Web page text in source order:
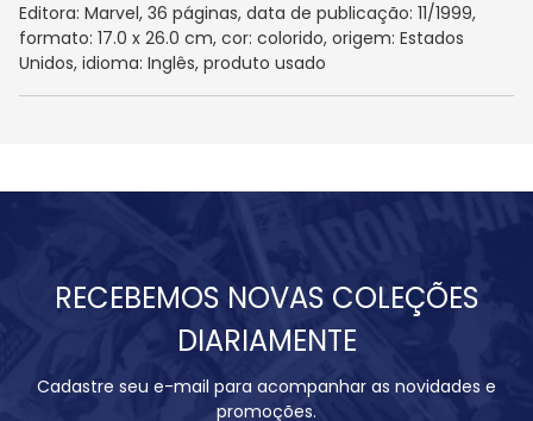
Editora: Marvel, 36 páginas, data de publicação: 11/1999,
formato: 17.0 x 26.0 cm, cor: colorido, origem: Estados
Unidos, idioma: Inglês, produto usado
RECEBEMOS NOVAS COLEÇÕES
DIARIAMENTE
Cadastre seu e-mail para acompanhar as novidades e
promoções.